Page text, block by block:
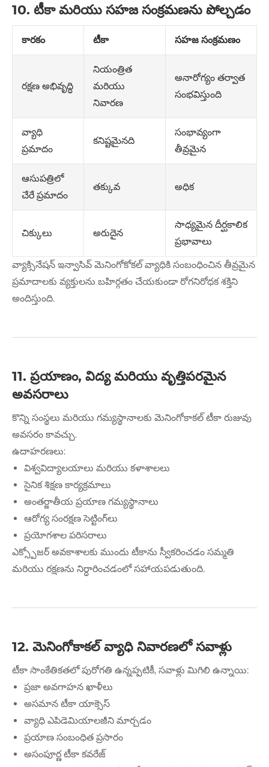
10. టీకా మరియు సహజ సంక్రమణను పోల్చడం
కారకం టీకా సహజ సంక్రమణం
రక్షణ అభివృద్ధి
నియంత్రిత
మరియు
నివారణ
అనారోగ్యం తర్వాత
సంభవిస్తుంది
వ్యాధి
ప్రమాదం
కనిష్టమైనది
సంభావ్యంగా
తీవ్రమైన
ఆసుపత్రిలో
చేరే ప్రమాదం
తక్కువ అధిక
చిక్కులు అరుదైన
సాధ్యమైన దీర్ఘకాలిక
ప్రభావాలు
వ్యాక్సినేషన్ ఇన్వాసివ్ మెనింగోకోకల్ వ్యాధికి సంబంధించిన తీవ్రమైన
ప్రమాదాలకు వ్యక్తులను బహిర్గతం చేయకుండా రోగనిరోధక శక్తిని
అందిస్తుంది.
11. ప్రయాణం, విద్య మరియు వృత్తిపరమైన
అవసరాలు
కొన్ని సంస్థలు మరియు గమ్యస్థానాలకు మెనింగోకాకల్ టీకా రుజువు
అవసరం కావచ్చు.
ఉదాహరణలు:
విశ్వవిద్యాలయాలు మరియు కళాశాలలు
సైనిక శిక్షణ కార్యక్రమాలు
అంతర్జాతీయ ప్రయాణ గమ్యస్థానాలు
ఆరోగ్య సంరక్షణ సెట్టింగ్‌లు
ప్రయోగశాల పరిసరాలు
ఎక్స్పోజర్ అవకాశాలకు ముందు టీకాను స్వీకరించడం సమ్మతి
మరియు రక్షణను నిర్ధారించడంలో సహాయపడుతుంది.
12. మెనింగోకాకల్ వ్యాధి నివారణలో సవాళ్లు
టీకా సాంకేతికతలో పురోగతి ఉన్నప్పటికీ, సవాళ్లు మిగిలి ఉన్నాయి:
ప్రజా అవగాహన ఖాళీలు
అసమాన టీకా యాక్సెస్
వ్యాధి ఎపిడెమియాలజీని మార్చడం
ప్రయాణ సంబంధిత ప్రసారం
అసంపూర్ణ టీకా కవరేజ్